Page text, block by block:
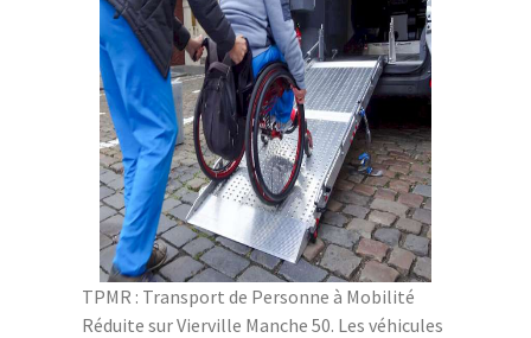
TPMR : Transport de Personne à Mobilité
Réduite sur Vierville Manche 50. Les véhicules